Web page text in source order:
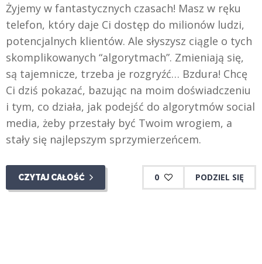
Żyjemy w fantastycznych czasach! Masz w ręku
telefon, który daje Ci dostęp do milionów ludzi,
potencjalnych klientów. Ale słyszysz ciągle o tych
skomplikowanych “algorytmach”. Zmieniają się,
są tajemnicze, trzeba je rozgryźć… Bzdura! Chcę
Ci dziś pokazać, bazując na moim doświadczeniu
i tym, co działa, jak podejść do algorytmów social
media, żeby przestały być Twoim wrogiem, a
stały się najlepszym sprzymierzeńcem.
CZYTAJ CAŁOŚĆ 0 PODZIEL SIĘ